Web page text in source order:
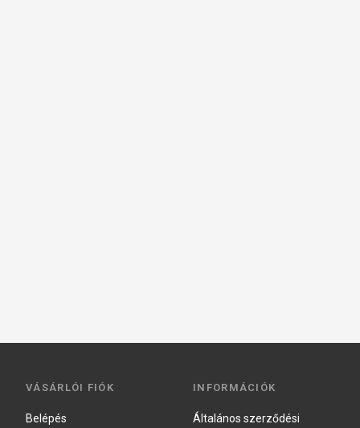
VÁSÁRLÓI FIÓK
Belépés
INFORMÁCIÓK
Általános szerződési